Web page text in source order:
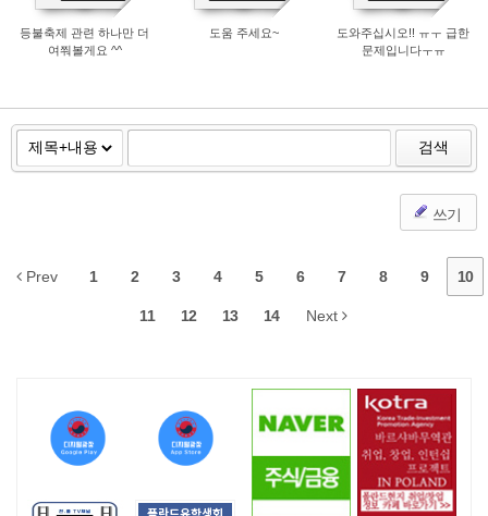
등불축제 관련 하나만 더
여쭤볼게요 ^^
도움 주세요~
도와주십시오!! ㅠㅜ 급한
문제입니다ㅜㅠ
검색
쓰기
Prev 1 2 3 4 5 6 7 8 9 10
11 12 13 14 Next